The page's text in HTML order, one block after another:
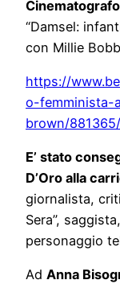
“Damsel:
con Millie
https://
o-femminista-
brown/881365/
E’ stato
D’Oro alla
giornalista,
Sera”,
personaggio
Ad Anna